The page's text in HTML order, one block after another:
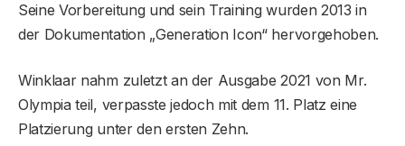
Seine Vorbereitung und sein Training wurden 2013 in
der Dokumentation „Generation Icon“ hervorgehoben.
Winklaar nahm zuletzt an der Ausgabe 2021 von Mr.
Olympia teil, verpasste jedoch mit dem 11. Platz eine
Platzierung unter den ersten Zehn.